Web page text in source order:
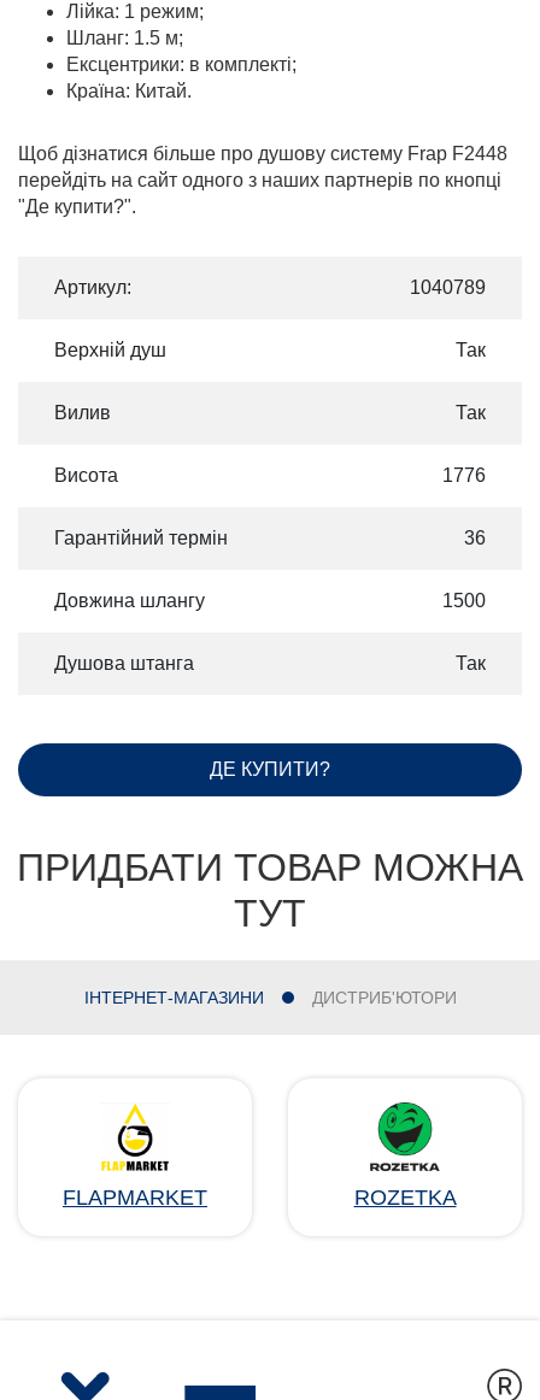
Лійка: 1 режим;
Шланг: 1.5 м;
Ексцентрики: в комплекті;
Країна: Китай.
Щоб дізнатися більше про душову систему Frap F2448
перейдіть на сайт одного з наших партнерів по кнопці
"Де купити?".
Артикул: 1040789
Верхній душ Так
Вилив Так
Висота 1776
Гарантійний термін 36
Довжина шлангу 1500
Душова штанга Так
ДЕ КУПИТИ?
ПРИДБАТИ ТОВАР МОЖНА
ТУТ
ІНТЕРНЕТ-МАГАЗИНИ ДИСТРИБ'ЮТОРИ
FLAPMARKET ROZETKA